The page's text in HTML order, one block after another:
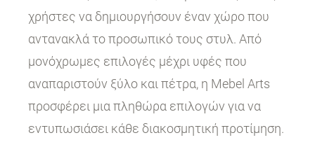
χρήστες να δημιουργήσουν έναν χώρο που
αντανακλά το προσωπικό τους στυλ. Από
μονόχρωμες επιλογές μέχρι υφές που
αναπαριστούν ξύλο και πέτρα, η Mebel Arts
προσφέρει μια πληθώρα επιλογών για να
εντυπωσιάσει κάθε διακοσμητική προτίμηση.